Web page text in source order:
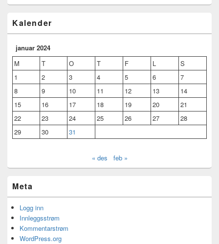
Kalender
januar 2024
M
T O T F L
S
1
2 3 4 5 6
7
8
9 10 11 12 13
14
15
16 17 18 19 20
21
22
23 24 25 26 27
28
29
30 31
« des feb »
Meta
Logg inn
Innleggsstrøm
Kommentarstrøm
WordPress.org